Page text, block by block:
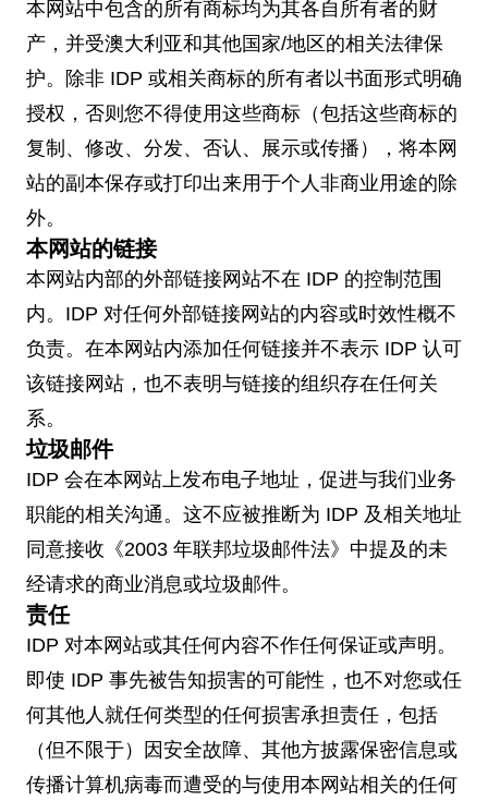
本网站中包含的所有商标均为其各自所有者的财
产，并受澳大利亚和其他国家/地区的相关法律保
护。除非 IDP 或相关商标的所有者以书面形式明确
授权，否则您不得使用这些商标（包括这些商标的
复制、修改、分发、否认、展示或传播），将本网
站的副本保存或打印出来用于个人非商业用途的除
外。
本网站的链接
本网站内部的外部链接网站不在 IDP 的控制范围
内。IDP 对任何外部链接网站的内容或时效性概不
负责。在本网站内添加任何链接并不表示 IDP 认可
该链接网站，也不表明与链接的组织存在任何关
系。
垃圾邮件
IDP 会在本网站上发布电子地址，促进与我们业务
职能的相关沟通。这不应被推断为 IDP 及相关地址
同意接收《2003 年联邦垃圾邮件法》中提及的未
经请求的商业消息或垃圾邮件。
责任
IDP 对本网站或其任何内容不作任何保证或声明。
即使 IDP 事先被告知损害的可能性，也不对您或任
何其他人就任何类型的任何损害承担责任，包括
（但不限于）因安全故障、其他方披露保密信息或
传播计算机病毒而遭受的与使用本网站相关的任何